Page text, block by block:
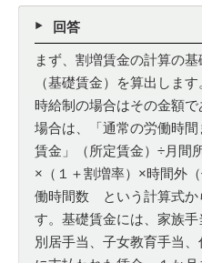
回答
まず、割増賃金の計算の
（基礎賃金）を算出します
時給制の場合はその金額
場合は、「通常の労働時
賃金」（所定賃金）÷月間
×（１＋割増率）×時間外
働時間数 という計算式か
す。基礎賃金には、家族手
別居手当、子女教育手当